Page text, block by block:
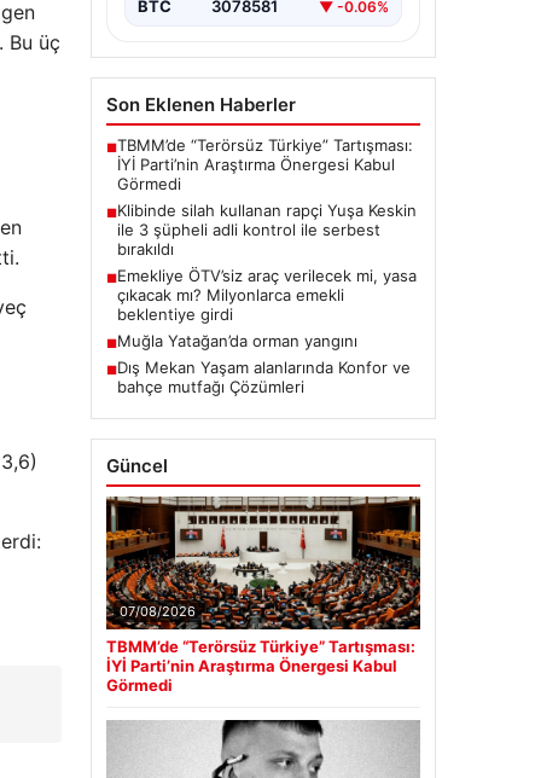
Bu üç
BTC 3078581 ▼ -0.06%
Son Eklenen Haberler
■TBMM’de “Terörsüz Türkiye” Tartışması:
İYİ Parti’nin Araştırma Önergesi Kabul
Görmedi
■Klibinde silah kullanan rapçi Yuşa Keskin
ile 3 şüpheli adli kontrol ile serbest
bırakıldı
■Emekliye ÖTV’siz araç verilecek mi, yasa
çıkacak mı? Milyonlarca emekli
beklentiye girdi
■Muğla Yatağan’da orman yangını
■Dış Mekan Yaşam alanlarında Konfor ve
bahçe mutfağı Çözümleri
Güncel
07/08/2026
TBMM’de “Terörsüz Türkiye” Tartışması:
İYİ Parti’nin Araştırma Önergesi Kabul
Görmedi